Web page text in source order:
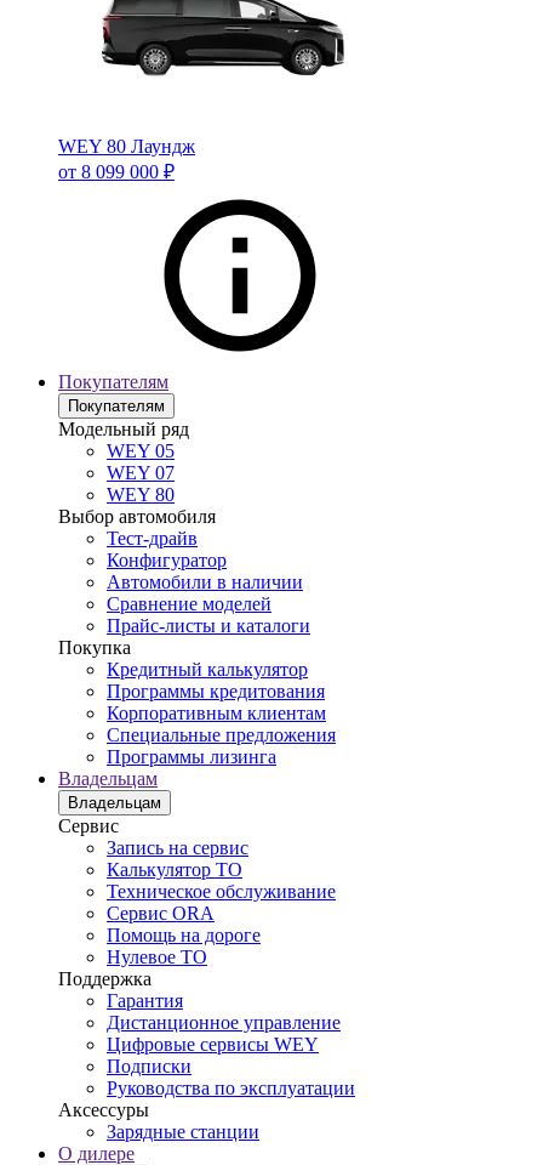
WEY 80 Лаундж
от 8 099 000 ₽
Покупателям
Покупателям
Модельный ряд
WEY 05
WEY 07
WEY 80
Выбор автомобиля
Тест-драйв
Конфигуратор
Автомобили в наличии
Сравнение моделей
Прайс-листы и каталоги
Покупка
Кредитный калькулятор
Программы кредитования
Корпоративным клиентам
Специальные предложения
Программы лизинга
Владельцам
Владельцам
Сервис
Запись на сервис
Калькулятор ТО
Техническое обслуживание
Сервис ORA
Помощь на дороге
Нулевое ТО
Поддержка
Гарантия
Дистанционное управление
Цифровые сервисы WEY
Подписки
Руководства по эксплуатации
Аксессуры
Зарядные станции
О дилере